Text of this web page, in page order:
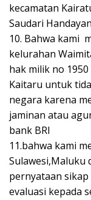
kecamatan
Saudari
10. Bahwa kami
kelurahan
hak milik no
Kaitaru untuk
negara karena
jaminan atau
bank BRI
11.bahwa kami
Sulawesi,Maluku
pernyataan
evaluasi kepada